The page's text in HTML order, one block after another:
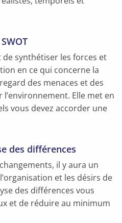
de synthétiser les forces et
en ce qui concerne la
des menaces et des
Elle met en
vous devez accorder une
des différences
il y aura un
et les désirs de
des différences vous
et de réduire au minimum